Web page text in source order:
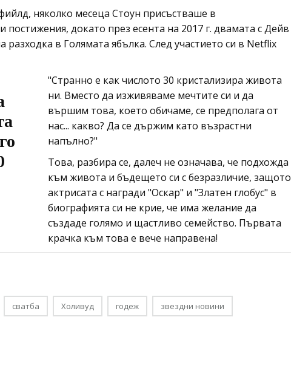
няколко месеца Стоун присъстваше в
постижения, докато през есента на 2017 г. двамата с Дейв
в Голямата ябълка. След участието си в Netflix
"Странно е как числото 30 кристализира живота
ни. Вместо да изживяваме мечтите си и да
вършим това, което обичаме, се предполага от
нас... какво? Да се държим като възрастни
напълно?"
Това, разбира се, далеч не означава, че подхожда
към живота и бъдещето си с безразличие, защото
актрисата с награди "Оскар" и "Златен глобус" в
биографията си не крие, че има желание да
създаде голямо и щастливо семейство. Първата
крачка към това е вече направена!
сватба Холивуд годеж звездни новини